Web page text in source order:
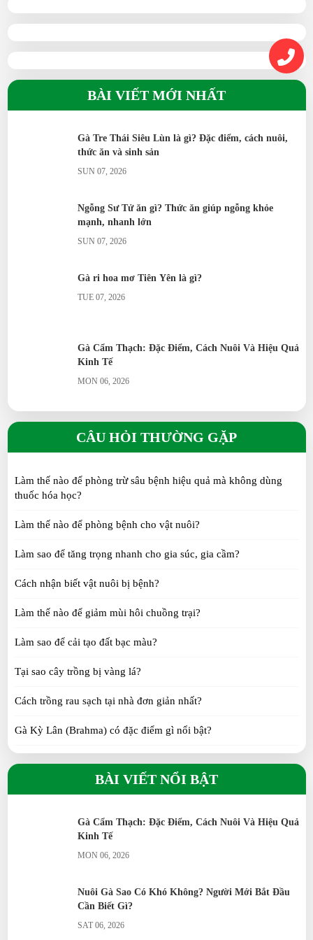
BÀI VIẾT MỚI NHẤT
Gà Tre Thái Siêu Lùn là gì? Đặc điểm, cách nuôi,
thức ăn và sinh sản
SUN 07, 2026
Ngỗng Sư Tử ăn gì? Thức ăn giúp ngỗng khỏe
mạnh, nhanh lớn
SUN 07, 2026
Gà ri hoa mơ Tiên Yên là gì?
TUE 07, 2026
Gà Cẩm Thạch: Đặc Điểm, Cách Nuôi Và Hiệu Quả
Kinh Tế
MON 06, 2026
MON 06, 2026
Gà Ai Cập Siêu Trứng Bao Lâu Đẻ Trứng?
Vịt Call Duck ăn được các loại rau gì?
SAT 06, 2026
SAT 06, 2026
Vịt Call Duck Ăn Gì Để Mau Lớn?
WED 06, 2026
CÂU HỎI THƯỜNG GẶP
Làm thế nào để phòng trừ sâu bệnh hiệu quả mà không dùng
thuốc hóa học?
Làm thế nào để phòng bệnh cho vật nuôi?
Làm sao để tăng trọng nhanh cho gia súc, gia cầm?
Cách nhận biết vật nuôi bị bệnh?
Làm thế nào để giảm mùi hôi chuồng trại?
Làm sao để cải tạo đất bạc màu?
Tại sao cây trồng bị vàng lá?
Cách trồng rau sạch tại nhà đơn giản nhất?
Gà Kỳ Lân (Brahma) có đặc điểm gì nổi bật?
Gà Serama có phải giống gà nhỏ nhất thế giới?
Vịt Uyên Ương có ý nghĩa gì?
BÀI VIẾT NỔI BẬT
Gà Cẩm Thạch: Đặc Điểm, Cách Nuôi Và Hiệu Quả
Kinh Tế
MON 06, 2026
Nuôi Gà Sao Có Khó Không? Người Mới Bắt Đầu
Cần Biết Gì?
SAT 06, 2026